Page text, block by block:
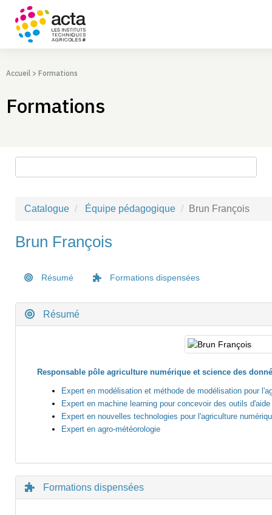
Accueil > Formations
Formations
Catalogue Équipe pédagogique Brun François
Brun François
Résumé Formations dispensées
Résumé
Responsable pôle agriculture numérique et science des
Expert en modélisation et méthode de modélisation pour
Expert en machine learning pour concevoir des outils
Expert en nouvelles technologies pour l'agriculture
Expert en agro-météorologie
Formations dispensées